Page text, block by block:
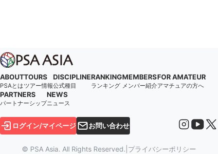
ABOUT
PSAとは
TOURS
ツアー情報
DISCIPLINE
公式種目
RANKING
ランキング
MEMBERS
メンバー紹介
FOR AMATEUR
アマチュアの方へ
PARTNERS
パートナーシップ
NEWS
ニュース
ログイン/マイページ お問い合わせ
© PSA Asia. All Rights Reserved. プライバシーポリシー